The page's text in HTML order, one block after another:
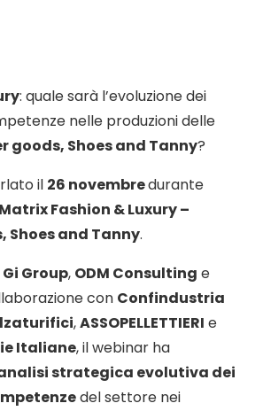
: quale sarà l’evoluzione dei
nelle produzioni delle
goods, Shoes and Tanny?
il 26 novembredurante
Fashion & Luxury –
Shoes and Tanny.
Gi Group, ODM Consulting e
con Confindustria
,ASSOPELLETTIERI e
Italiane, il webinar ha
strategica evolutiva dei
del settore nei